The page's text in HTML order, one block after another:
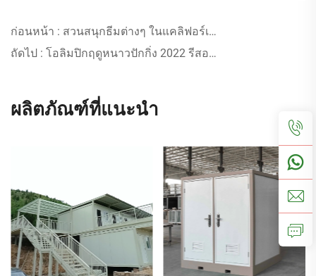
ก่อนหน้า : สวนสนุกธีมต่างๆ ในแคลิฟอร์เนีย
ถัดไป : โอลิมปิกฤดูหนาวปักกิ่ง 2022 รีสอร์ทสกี Genting
ผลิตภัณฑ์ที่แนะนำ